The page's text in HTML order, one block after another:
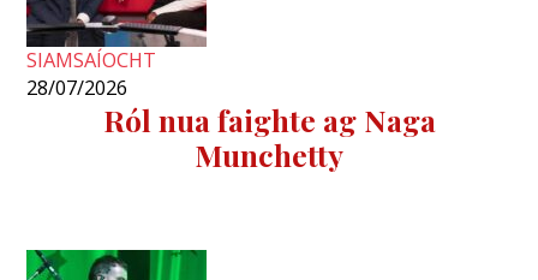
SIAMSAÍOCHT
28/07/2026
Ról nua faighte ag Naga
Munchetty